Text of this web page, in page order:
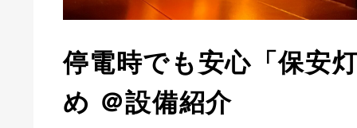
停電時でも安心「保安
め ＠設備紹介